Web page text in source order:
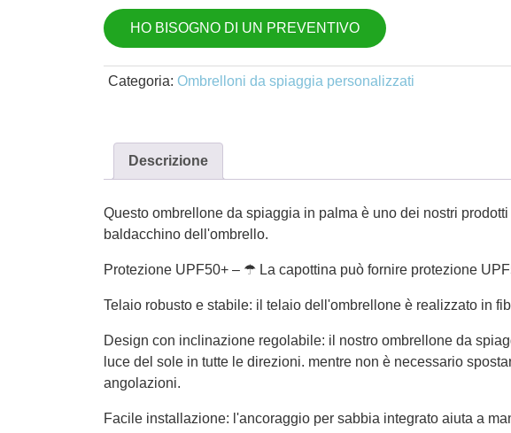
HO BISOGNO DI UN PREVENTIVO
Categoria: Ombrelloni da spiaggia personalizzati
Descrizione
Questo ombrellone da spiaggia in palma è uno dei nostri
baldacchino dell'ombrello.
Protezione UPF50+ – ☂ La capottina può fornire protezione
Telaio robusto e stabile: il telaio dell'ombrellone è realizzato in
Design con inclinazione regolabile: il nostro ombrellone da
luce del sole in tutte le direzioni. mentre non è necessario
angolazioni.
Facile installazione: l'ancoraggio per sabbia integrato aiuta a